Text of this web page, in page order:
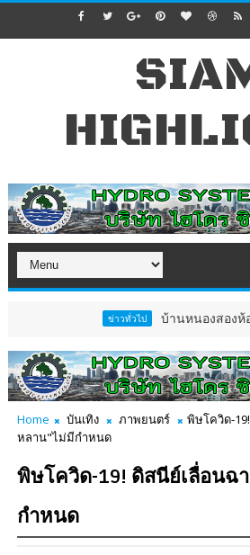
บ้านหนองสองห้องจัดใหญ่
Home บันเทิง ภาพยนตร์
พิษโควิด-
หลาน"ไม่มีกำหนด
พิษโควิด-19! ดิสนีย์เลื่อนฉ
กำหนด